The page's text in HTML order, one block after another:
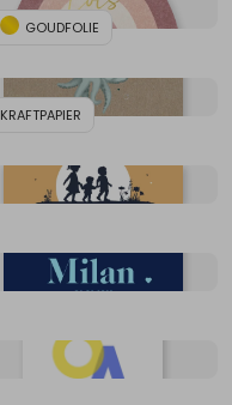
GOUDFOLIE
KRAFTPAPIER